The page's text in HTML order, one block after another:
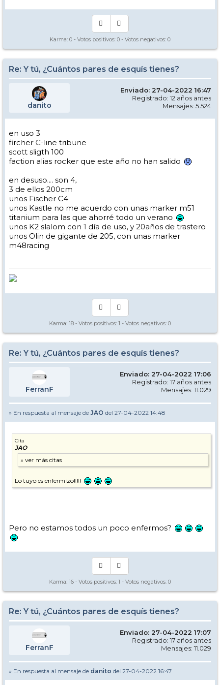
Karma: 0 - Votos positivos: 0 - Votos negativos: 0
Re: Y tú, ¿Cuántos pares de esquís tienes?
danito
Enviado: 27-04-2022 16:47
Registrado: 12 años antes
Mensajes: 5.524
en uso 3
fircher C-line tribune
scott sligth 100
faction alias rocker que este año no han salido
en desuso.... son 4,
3 de ellos 200cm
unos Fischer C4
unos Kastle no me acuerdo con unas marker m51
titanium para las que ahorré todo un verano
unos K2 slalom con 1 día de uso, y 20años de trastero
unos Olin de gigante de 205, con unas marker
m48racing
Karma: 18 - Votos positivos: 1 - Votos negativos: 0
Re: Y tú, ¿Cuántos pares de esquís tienes?
FerranF
Enviado: 27-04-2022 17:06
Registrado: 17 años antes
Mensajes: 11.029
» En respuesta al mensaje de JAO del 27-04-2022 14:48
Cita
JAO
Lo tuyo es enfermizo!!!!!
Pero no estamos todos un poco enfermos?
Karma: 16 - Votos positivos: 1 - Votos negativos: 0
Re: Y tú, ¿Cuántos pares de esquís tienes?
FerranF
Enviado: 27-04-2022 17:07
Registrado: 17 años antes
Mensajes: 11.029
» En respuesta al mensaje de danito del 27-04-2022 16:47